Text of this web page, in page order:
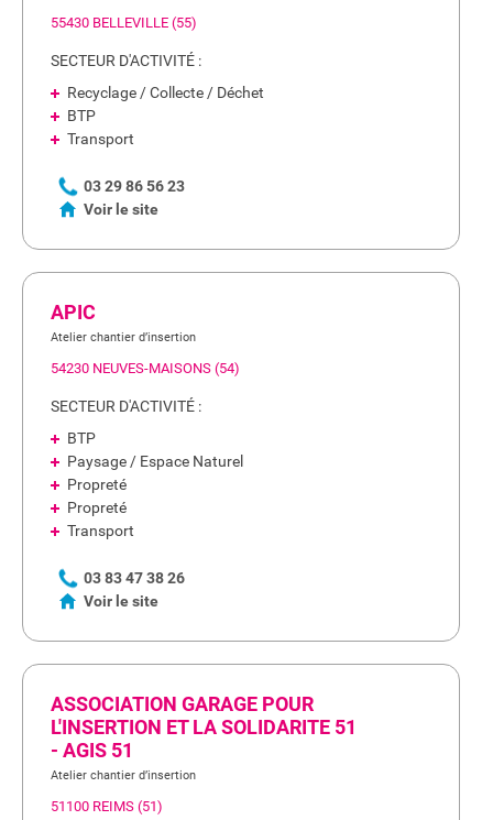
55430 BELLEVILLE (55)
SECTEUR D'ACTIVITÉ :
Recyclage / Collecte / Déchet
BTP
Transport
03 29 86 56 23
Voir le site
APIC
Atelier chantier d’insertion
54230 NEUVES-MAISONS (54)
SECTEUR D'ACTIVITÉ :
BTP
Paysage / Espace Naturel
Propreté
Propreté
Transport
03 83 47 38 26
Voir le site
ASSOCIATION GARAGE POUR
L'INSERTION ET LA SOLIDARITE 51
- AGIS 51
Atelier chantier d’insertion
51100 REIMS (51)